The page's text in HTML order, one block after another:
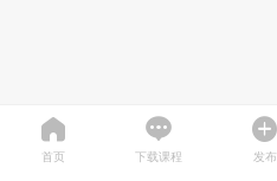
首页 下载课程 发布